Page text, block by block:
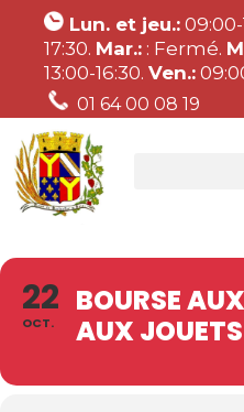
Lun. et jeu.: 09:00-
17:30. Mar.: : Fermé.
13:00-16:30. Ven.:
01 64 00 08 19
22
OCT.
BOURSE
AUX JOUETS